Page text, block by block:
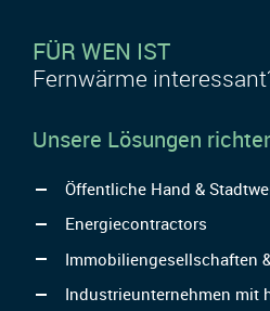
FÜR WEN IST
Fernwärme
Unsere Lösungen
Öffentliche Hand &
Energiecontractors
Immobiliengesellschaften
Industrieunternehmen mit